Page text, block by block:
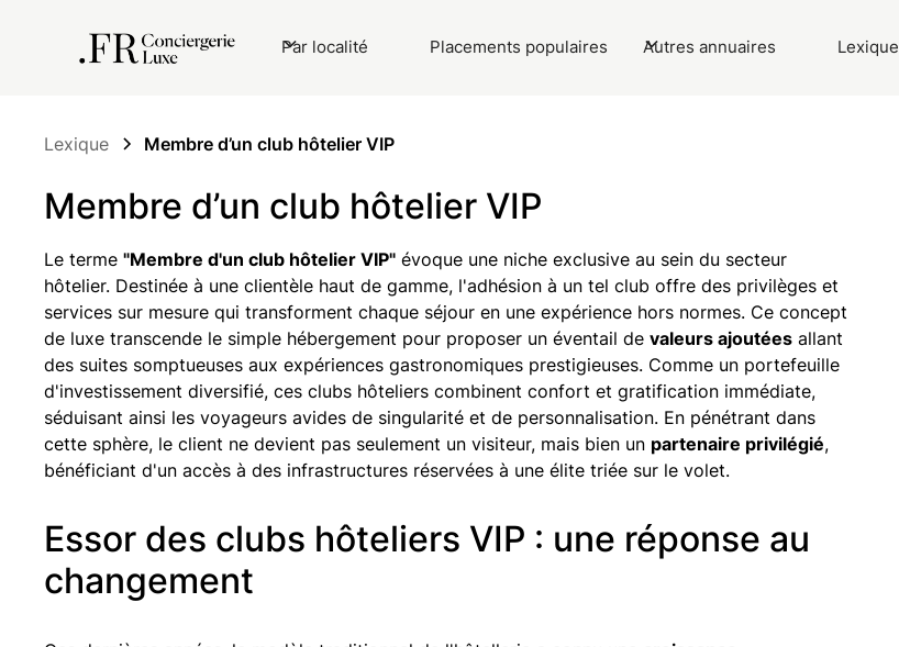
Par localité Placements populaires Autres annuaires Lexique
Lexique Membre d’un club hôtelier VIP
Membre d’un club hôtelier VIP
Le terme "Membre d'un club hôtelier VIP" évoque une niche exclusive au sein du secteur
hôtelier. Destinée à une clientèle haut de gamme, l'adhésion à un tel club offre des privilèges et
services sur mesure qui transforment chaque séjour en une expérience hors normes. Ce concept
de luxe transcende le simple hébergement pour proposer un éventail de valeurs ajoutées allant
des suites somptueuses aux expériences gastronomiques prestigieuses. Comme un portefeuille
d'investissement diversifié, ces clubs hôteliers combinent confort et gratification immédiate,
séduisant ainsi les voyageurs avides de singularité et de personnalisation. En pénétrant dans
cette sphère, le client ne devient pas seulement un visiteur, mais bien un partenaire privilégié,
bénéficiant d'un accès à des infrastructures réservées à une élite triée sur le volet.
Essor des clubs hôteliers VIP : une réponse au
changement